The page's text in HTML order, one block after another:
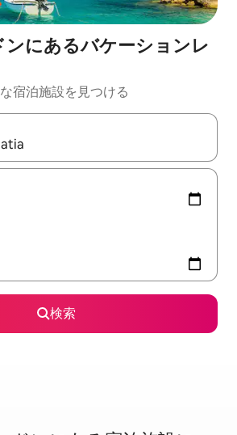
ンにあるバケーションレ
宿泊施設を見つける
たら、上下の矢印キーを使って移動するか
検索